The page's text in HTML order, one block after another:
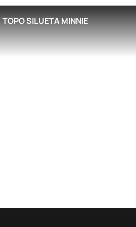
TOPO SILUETA MINNIE